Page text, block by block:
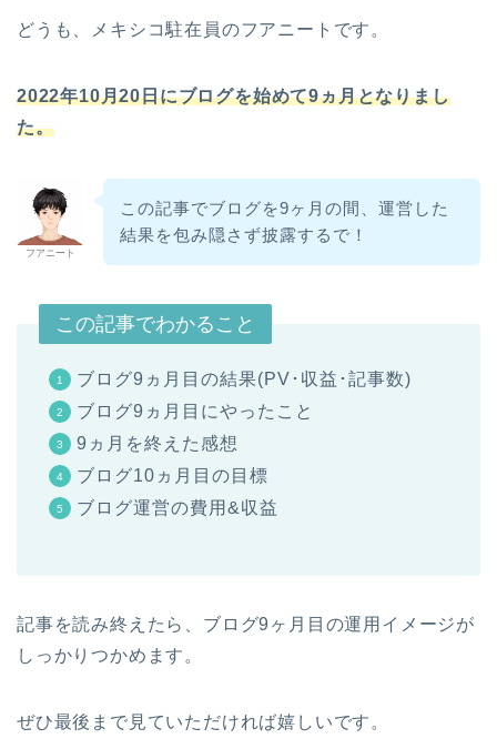
どうも、メキシコ駐在員のフアニートです。
2022年10月20日にブログを始めて9ヵ月となりまし
た。
フアニート
この記事でブログを9ヶ月の間、運営した
結果を包み隠さず披露するで！
この記事でわかること
ブログ9ヵ月目の結果(PV･収益･記事数)
ブログ9ヵ月目にやったこと
9ヵ月を終えた感想
ブログ10ヵ月目の目標
ブログ運営の費用&収益
記事を読み終えたら、ブログ9ヶ月目の運用イメージが
しっかりつかめます。
ぜひ最後まで見ていただければ嬉しいです。